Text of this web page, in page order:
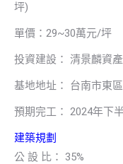
坪)
單價：29~30萬元/坪
投資建設： 清景麟資
基地地址： 台南市東
預期完工： 2024年下
建築規劃
公 設 比： 35%